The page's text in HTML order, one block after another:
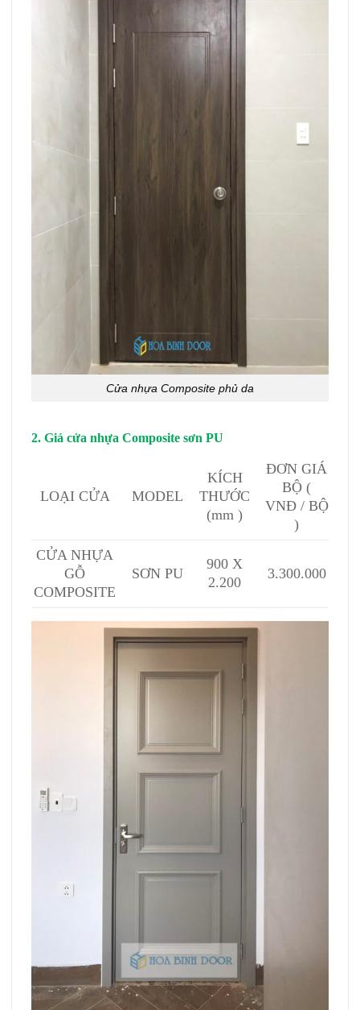
Cửa nhựa Composite phủ da
2. Giá cửa nhựa Composite sơn PU
LOẠI CỬA MODEL
KÍCH
THƯỚC
(mm )
ĐƠN GIÁ
BỘ (
VNĐ / BỘ
)
CỬA NHỰA
GỖ
COMPOSITE
SƠN PU
900 X
2.200
3.300.000